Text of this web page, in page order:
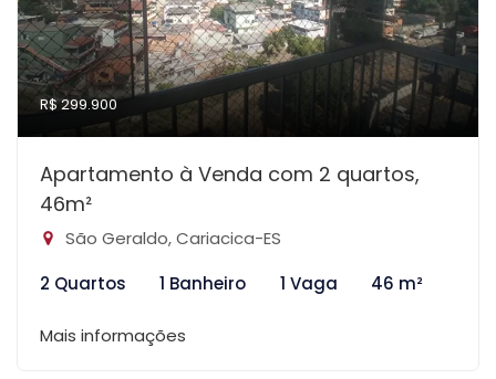
R$ 299.900
Apartamento à Venda com 2 quartos,
46m²
São Geraldo, Cariacica-ES
2 Quartos
1 Banheiro 1 Vaga 46 m²
Mais informações